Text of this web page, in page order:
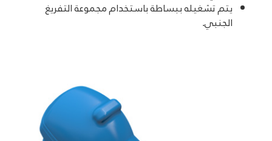
يتم تشغيله ببساطة باستخدام مجموعة التفريغ
الجنبي.